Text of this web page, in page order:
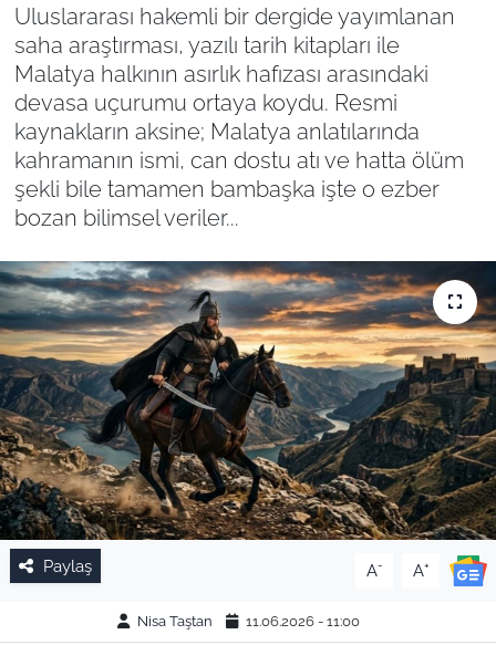
Uluslararası hakemli bir dergide yayımlanan
saha araştırması, yazılı tarih kitapları ile
Malatya halkının asırlık hafızası arasındaki
devasa uçurumu ortaya koydu. Resmi
kaynakların aksine; Malatya anlatılarında
kahramanın ismi, can dostu atı ve hatta ölüm
şekli bile tamamen bambaşka işte o ezber
bozan bilimsel veriler...
Paylaş A- A+
Nisa Taştan 11.06.2026 - 11:00